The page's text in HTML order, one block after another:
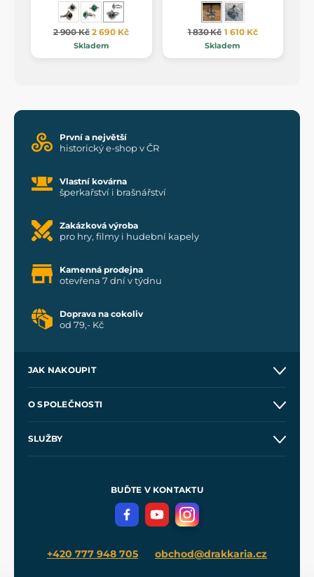
2 900 Kč 2 690 Kč
Skladem
1 830 Kč 1 610 Kč
Skladem
První a největší
historický e-shop v ČR
Vlastní kovárna
šperkařství i brašnářství
Zakázková výroba
pro hry, filmy i hudební kapely
Kamenná prodejna
otevřena 7 dní v týdnu
Doprava na cokoliv
od 79,- Kč
JAK NAKOUPIT
Velkoobchod
O SPOLEČNOSTI
SLUŽBY
Meče pro Kingdom Come
BUĎTE V KONTAKTU
+420 777 948 705 obchod@drakkaria.cz